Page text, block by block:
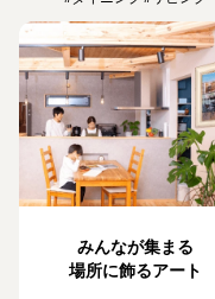
みんなが集まる
場所に飾るアート